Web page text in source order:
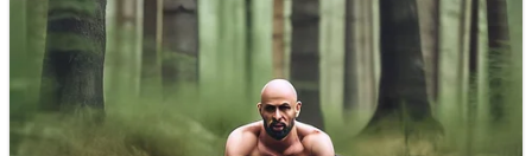
9 Rahasia Mengejutkan Di Balik Monumen Batu Kuno Dunia!
Inilah Cara Mendeteksi Kebohongan Lewat Gerakan Bibir!
Advertisements